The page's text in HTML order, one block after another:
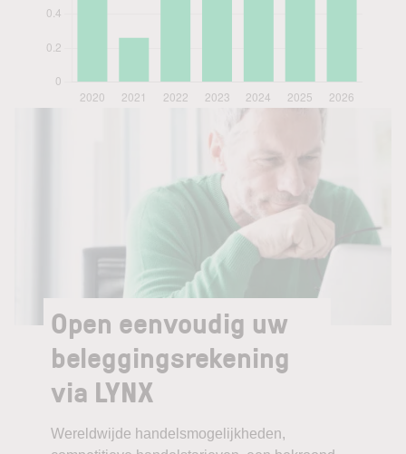
Open eenvoudig uw
beleggingsrekening
via LYNX
Wereldwijde handelsmogelijkheden,